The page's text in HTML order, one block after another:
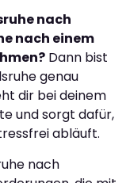
nach
nach einem
Dann bist
genau
dir bei deinem
und sorgt dafür,
abläuft.
nach